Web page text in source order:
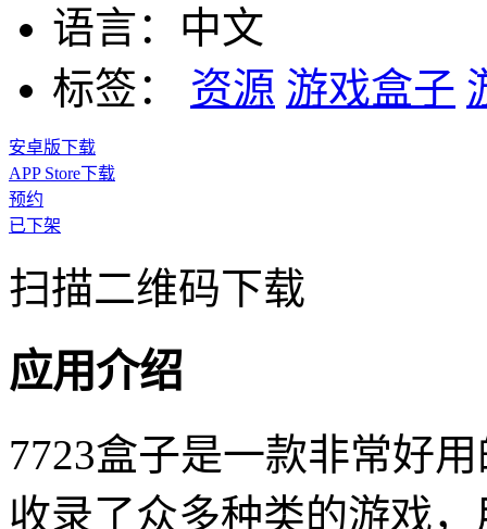
语言： 中文
标签：
资源 游戏盒子
安卓版下载
APP Store下载
预约
已下架
扫描二维码下载
应用介绍
7723盒子是一款非常好
收录了众多种类的游戏